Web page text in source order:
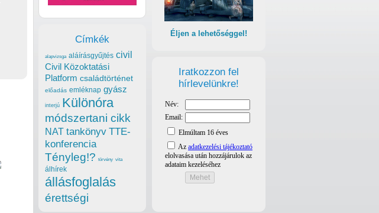
Éljen a lehetőséggel!
Iratkozzon fel
hírlevelünkre!
Címkék
alapvizsga aláírásgyűjtés civil
Civil Közoktatási
Platform családtörténet
előadás emléknap gyász
interjú Különóra
módszertani cikk
NAT tankönyv TTE-
konferencia
Tényleg!? törvény vita
álhírek
állásfoglalás
érettségi